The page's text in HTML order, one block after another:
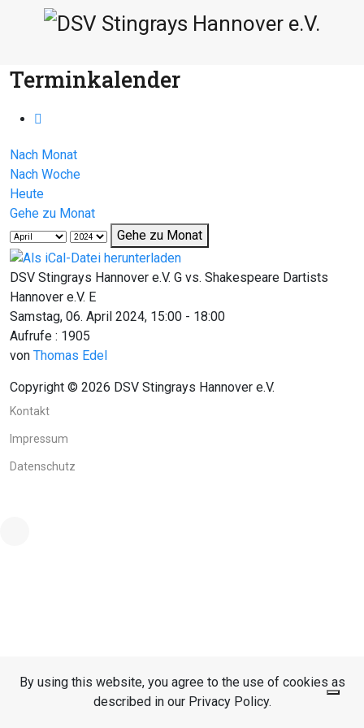
By using this website, you agree to the use of cookies as
described in our Privacy Policy.
Terminkalender
Nach Monat
Nach Woche
Heute
Gehe zu Monat
Gehe zu Monat
DSV Stingrays Hannover e.V. G vs. Shakespeare Dartists
Hannover e.V. E
Samstag, 06. April 2024, 15:00 - 18:00
Aufrufe : 1905
von Thomas Edel
Copyright © 2026 DSV Stingrays Hannover e.V.
Kontakt
Impressum
Datenschutz